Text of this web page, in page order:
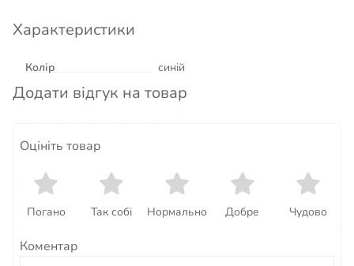
Характеристики
Колір синій
Додати відгук на товар
Оцініть товар
Погано Так собі Нормально Добре Чудово
Коментар